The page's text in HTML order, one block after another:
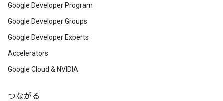
Google Developer Program
Google Developer Groups
Google Developer Experts
Accelerators
Google Cloud & NVIDIA
つながる